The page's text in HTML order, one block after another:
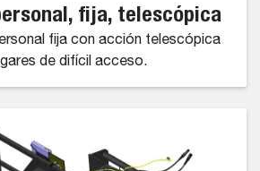
fija, telescópica
fija con acción telescópica
de difícil acceso.